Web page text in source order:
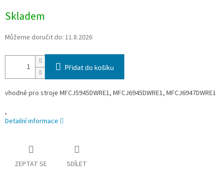
cena:
Skladem
Můžeme doručit do: 11.8.2026
Přidat do košíku
vhodné pro stroje MFCJ5945DWRE1, MFCJ6945DWRE1, MFCJ6947DWRE1
,
Detailní informace
ZEPTAT SE SDÍLET